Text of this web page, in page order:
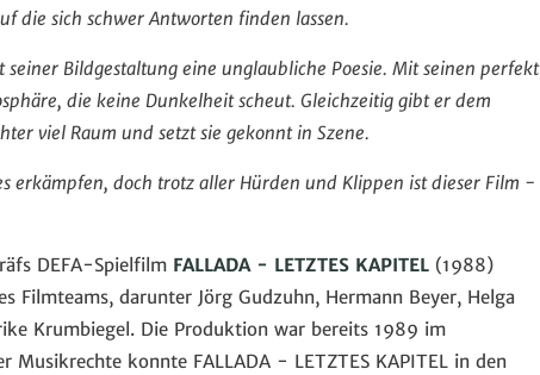
die sich schwer Antworten finden lassen.
Bildgestaltung eine unglaubliche Poesie. Mit seinen perfekt
die keine Dunkelheit scheut. Gleichzeitig gibt er dem
viel Raum und setzt sie gekonnt in Szene.
erkämpfen, doch trotz aller Hürden und Klippen ist dieser Film -
DEFA-Spielfilm FALLADA - LETZTES KAPITEL (1988)
Filmteams, darunter Jörg Gudzuhn, Hermann Beyer, Helga
Krumbiegel. Die Produktion war bereits 1989 im
konnte FALLADA - LETZTES KAPITEL in den